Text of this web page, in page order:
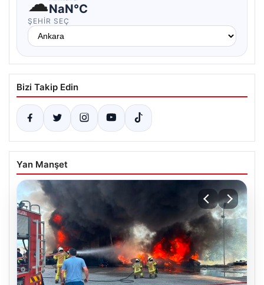
NaN°C
ŞEHIR SEÇ
Bizi Takip Edin
Yan Manşet